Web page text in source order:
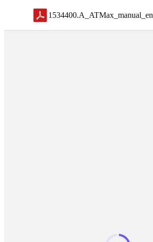
1534400.A_ATMax_manual_en